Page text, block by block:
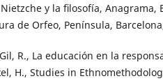
y la ﬁlosofía, Anagrama,
de Orfeo, Península,
Gil, R., La educación en la
H., Studies in